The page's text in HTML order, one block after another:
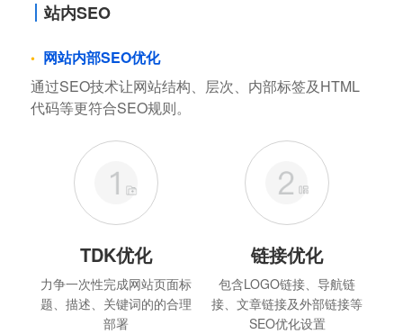
站内SEO
网站内部SEO优化
通过SEO技术让网站结构、层次、内部标签及HTML
代码等更符合SEO规则。
TDK优化
力争一次性完成网站页面标
题、描述、关键词的的合理
部署
链接优化
包含LOGO链接、导航链
接、文章链接及外部链接等
SEO优化设置